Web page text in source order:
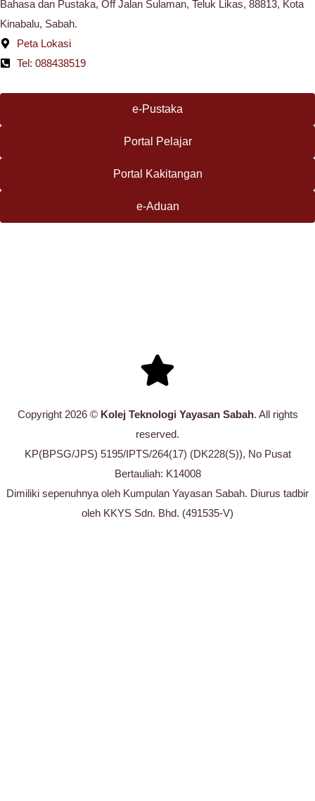
Bahasa dan Pustaka, Off Jalan Sulaman, Teluk Likas, 88813, Kota
Kinabalu, Sabah.
Peta Lokasi
Tel: 088438519
e-Pustaka
Portal Pelajar
Portal Kakitangan
e-Aduan
Copyright 2026 © Kolej Teknologi Yayasan Sabah. All rights
reserved.
KP(BPSG/JPS) 5195/IPTS/264(17) (DK228(S)), No Pusat
Bertauliah: K14008
Dimiliki sepenuhnya oleh Kumpulan Yayasan Sabah. Diurus tadbir
oleh KKYS Sdn. Bhd. (491535-V)